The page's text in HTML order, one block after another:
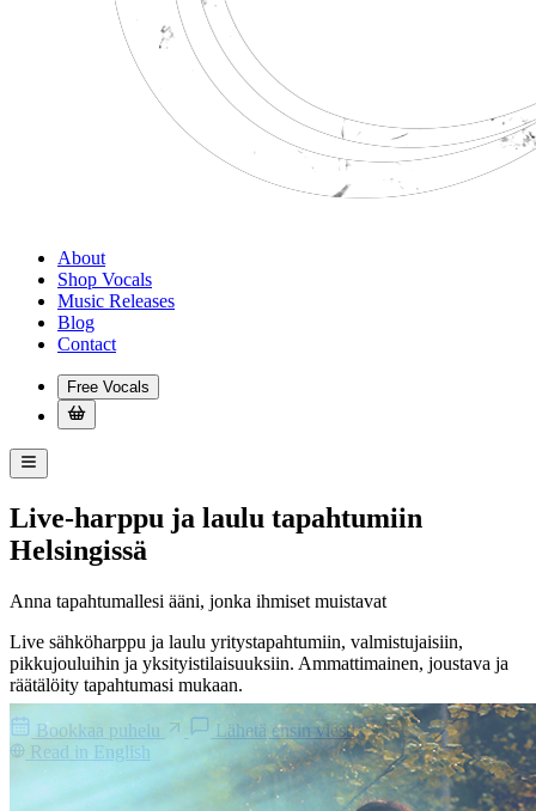
About
Shop Vocals
Music Releases
Blog
Contact
Free Vocals
Live-harppu ja laulu tapahtumiin
Helsingissä
Anna tapahtumallesi ääni, jonka ihmiset muistavat
Live sähköharppu ja laulu yritystapahtumiin, valmistujaisiin,
pikkujouluihin ja yksityistilaisuuksiin. Ammattimainen, joustava ja
räätälöity tapahtumasi mukaan.
Bookkaa puhelu
Lähetä ensin viesti
Read in English